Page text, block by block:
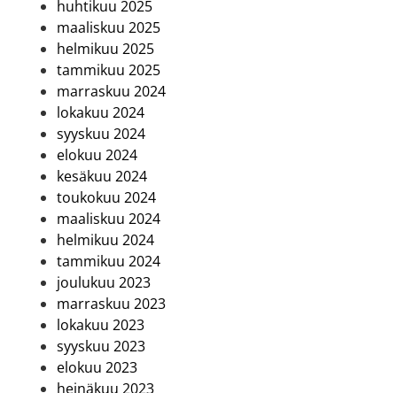
huhtikuu 2025
maaliskuu 2025
helmikuu 2025
tammikuu 2025
marraskuu 2024
lokakuu 2024
syyskuu 2024
elokuu 2024
kesäkuu 2024
toukokuu 2024
maaliskuu 2024
helmikuu 2024
tammikuu 2024
joulukuu 2023
marraskuu 2023
lokakuu 2023
syyskuu 2023
elokuu 2023
heinäkuu 2023